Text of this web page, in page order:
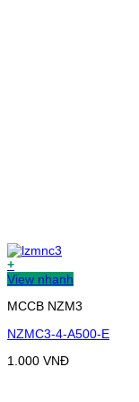
+
View nhanh
MCCB NZM3
NZMC3-4-A500-E
1.000 VNĐ